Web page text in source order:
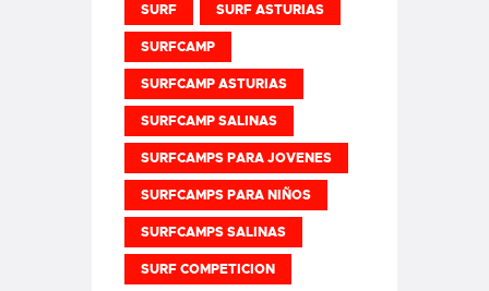
SURF SURF ASTURIAS
SURFCAMP
SURFCAMP ASTURIAS
SURFCAMP SALINAS
SURFCAMPS PARA JOVENES
SURFCAMPS PARA NIÑOS
SURFCAMPS SALINAS
SURF COMPETICION